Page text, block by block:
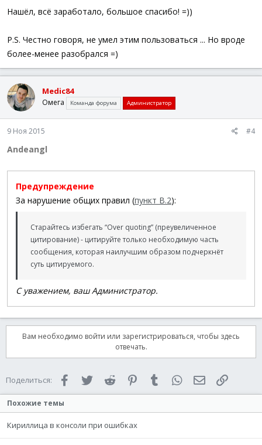
If ($coord_top = $coord_bottom ) Then
;==>_search_coord_by_3_or_3
Нашёл, всё заработало, большое спасибо! =))
P.S. Честно говоря, не умел этим пользоваться ... Но вроде
более-менее разобрался =)
Medic84
Омега Команда форума Администратор
9 Ноя 2015 #4
Andeangl
Предупреждение
За нарушение общих правил (пункт В.2):
Старайтесь избегать “Over quoting” (преувеличенное
цитирование) - цитируйте только необходимую часть
сообщения, которая наилучшим образом подчеркнёт
суть цитируемого.
С уважением, ваш Администратор.
Вам необходимо войти или зарегистрироваться, чтобы здесь
отвечать.
Поделиться: FacebookTwitter Reddit PinterestTumblr WhatsAppЭлектронная
Похожие темы
Кириллица в консоли при ошибках